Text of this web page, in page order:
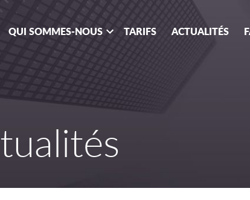
QUI SOMMES-NOUS TARIFS ACTUALITÉS